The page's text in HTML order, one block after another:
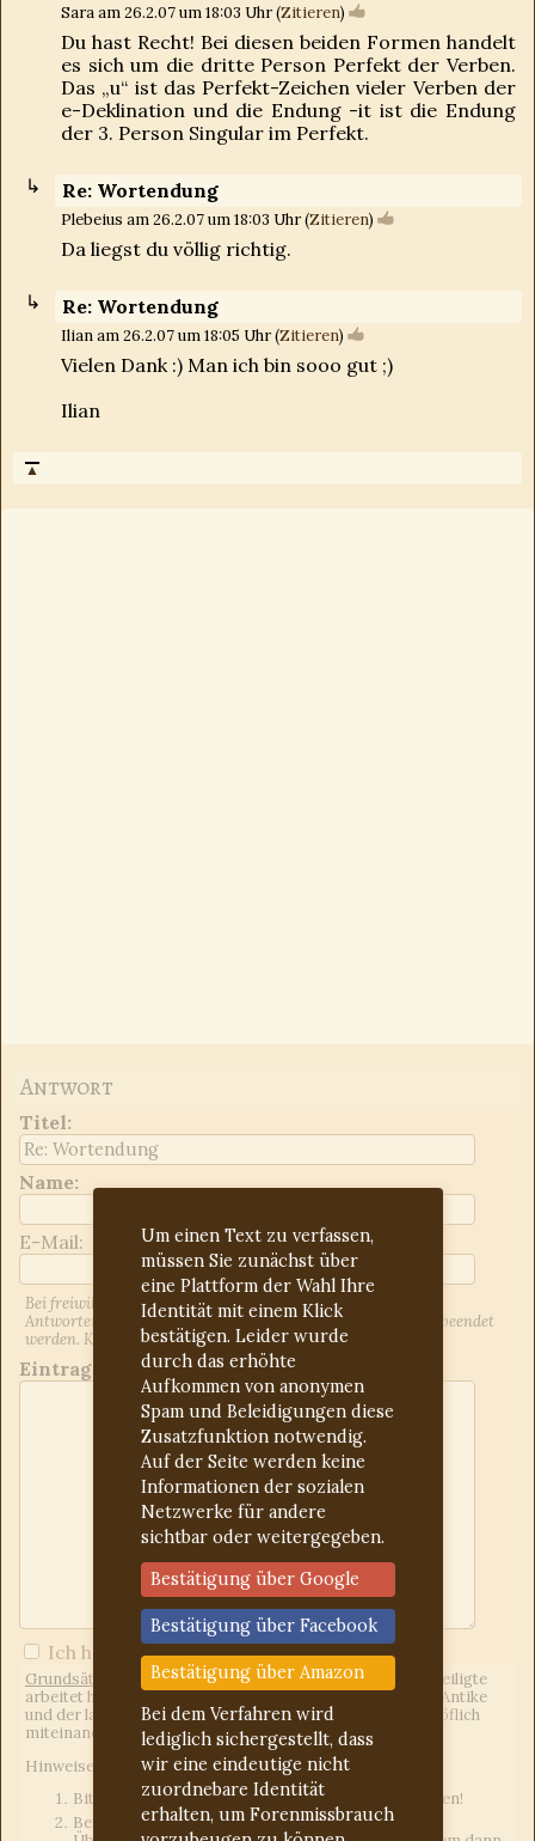
Sara am 26.2.07 um 18:03 Uhr (Zitieren)
Du hast Recht! Bei diesen beiden Formen handelt
es sich um die dritte Person Perfekt der Verben.
Das „u“ ist das Perfekt-Zeichen vieler Verben der
e-Deklination und die Endung -it ist die Endung
der 3. Person Singular im Perfekt.
Re: Wortendung
Plebeius am 26.2.07 um 18:03 Uhr (Zitieren)
Da liegst du völlig richtig.
Re: Wortendung
Ilian am 26.2.07 um 18:05 Uhr (Zitieren)
Vielen Dank :) Man ich bin sooo gut ;)
Ilian
▲
Um einen Text zu verfassen,
müssen Sie zunächst über
eine Plattform der Wahl Ihre
Identität mit einem Klick
bestätigen. Leider wurde
durch das erhöhte
Aufkommen von anonymen
Spam und Beleidigungen diese
Zusatzfunktion notwendig.
Auf der Seite werden keine
Informationen der sozialen
Netzwerke für andere
sichtbar oder weitergegeben.
Bestätigung über Google
Bestätigung über Facebook
Bestätigung über Amazon
Bei dem Verfahren wird
lediglich sichergestellt, dass
wir eine eindeutige nicht
zuordnebare Identität
erhalten, um Forenmissbrauch
Antwort
Titel:
Name:
E-Mail:
Bei freiwilliger Angabe der E-Mail-Adresse werden Sie über
Antworten auf Ihren Beitrag informiert. Dies kann jederzeit beendet
werden. Kontrollieren Sie ggf. den Spam-Ordner.
Eintrag:
Ich habe dieForumregelngelesen
Grundsätzliches:
Wir sind ein freies Forum, d.h. jeder Beteiligte
arbeitet hier unentgeltlich. Uns eint das Interesse an der Antike
und der lateinischen Sprache. Wir gehen freundlich und höflich
miteinander um.
Hinweise an die Fragesteller:
Bitte für jedes Anliegen einen neuen Beitrag erstellen!
Bei Latein-Deutsch-Übersetzungen einen eigenen